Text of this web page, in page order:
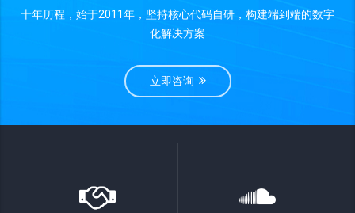
十年历程，始于2011年，坚持核心代码自研，构建端到端的数字
化解决方案
立即咨询